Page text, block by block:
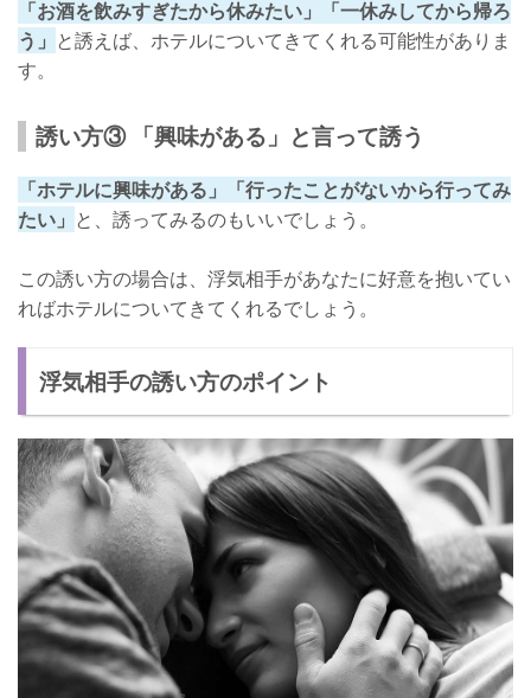
「お酒を飲みすぎたから休みたい」「一休みしてから帰ろ
う」 と誘えば、ホテルについてきてくれる可能性がありま
す。
誘い方③ 「興味がある」と言って誘う
「ホテルに興味がある」「行ったことがないから行ってみ
たい」 と、誘ってみるのもいいでしょう。
この誘い方の場合は、浮気相手があなたに好意を抱いてい
ればホテルについてきてくれるでしょう。
浮気相手の誘い方のポイント